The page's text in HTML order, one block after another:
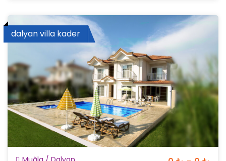
dalyan villa kader